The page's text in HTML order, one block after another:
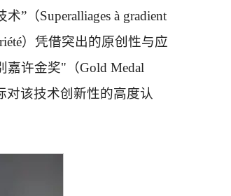
”（Superalliages à gradient
）凭借突出的原创性与应
许金奖"（Gold Medal
对该技术创新性的高度认